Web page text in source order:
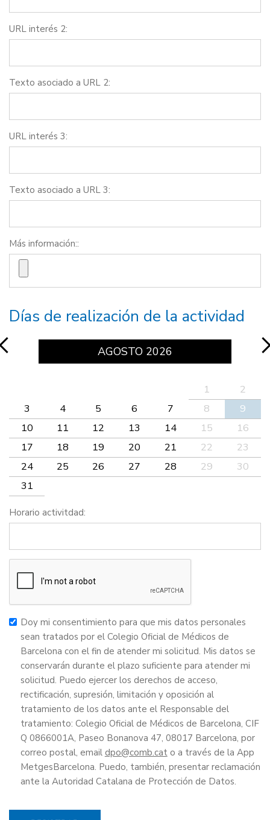
URL interés 2:
Texto asociado a URL 2:
URL interés 3:
Texto asociado a URL 3:
Más información::
Días de realización de la actividad
AGOSTO 2026
1
2
3
4 5 6 7 8
9
10
11 12 13 14 15
16
17
18 19 20 21 22
23
24
25 26 27 28 29
30
31
Horario activitdad:
Doy mi consentimiento para que mis datos personales
sean tratados por el Colegio Oficial de Médicos de
Barcelona con el fin de atender mi solicitud. Mis datos se
conservarán durante el plazo suficiente para atender mi
solicitud. Puedo ejercer los derechos de acceso,
rectificación, supresión, limitación y oposición al
tratamiento de los datos ante el Responsable del
tratamiento: Colegio Oficial de Médicos de Barcelona, CIF
Q 0866001A, Paseo Bonanova 47, 08017 Barcelona, por
correo postal, email dpo
o a través de la App
MetgesBarcelona. Puedo, también, presentar reclamación
ante la Autoridad Catalana de Protección de Datos.